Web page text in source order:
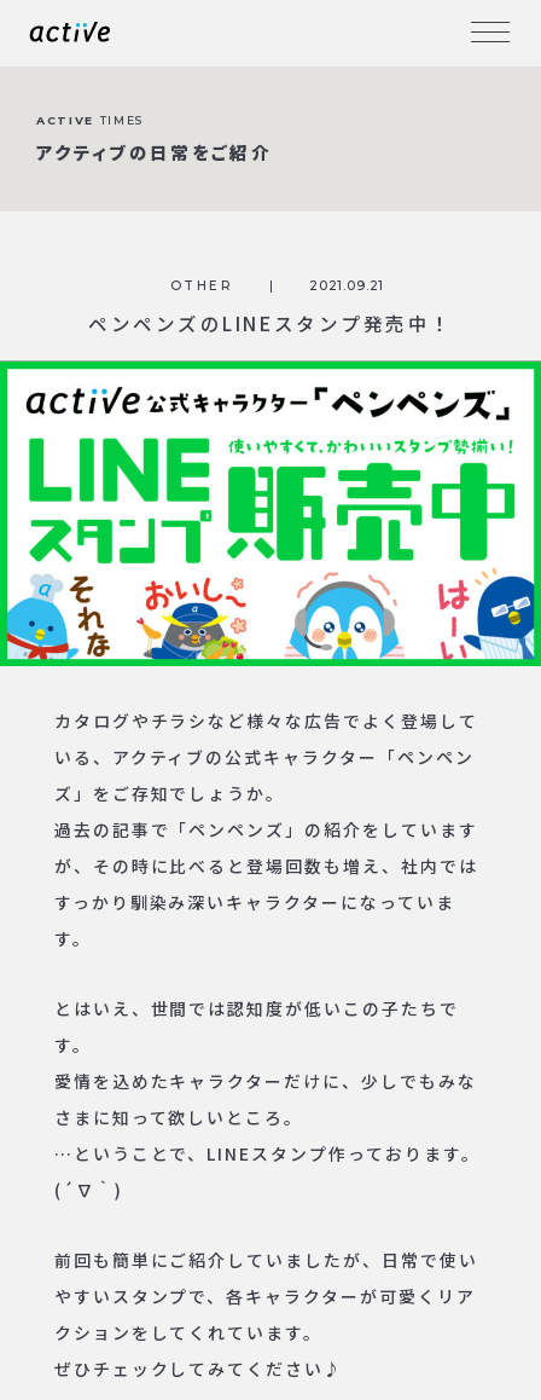
ACTIVE TIMES
アクティブの日常をご紹介
OTHER 2021.09.21
ペンペンズのLINEスタンプ発売中！
カタログやチラシなど様々な広告でよく登場して
いる、アクティブの公式キャラクター「ペンペン
ズ」をご存知でしょうか。
過去の記事で「ペンペンズ」の紹介をしています
が、その時に比べると登場回数も増え、社内では
すっかり馴染み深いキャラクターになっていま
す。
とはいえ、世間では認知度が低いこの子たちで
す。
愛情を込めたキャラクターだけに、少しでもみな
さまに知って欲しいところ。
…ということで、LINEスタンプ作っております。
(´∇｀)
前回も簡単にご紹介していましたが、日常で使い
やすいスタンプで、各キャラクターが可愛くリア
クションをしてくれています。
ぜひチェックしてみてください♪